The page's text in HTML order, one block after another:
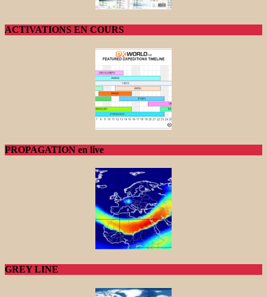
ACTIVATIONS EN COURS
PROPAGATION en live
GREY LINE